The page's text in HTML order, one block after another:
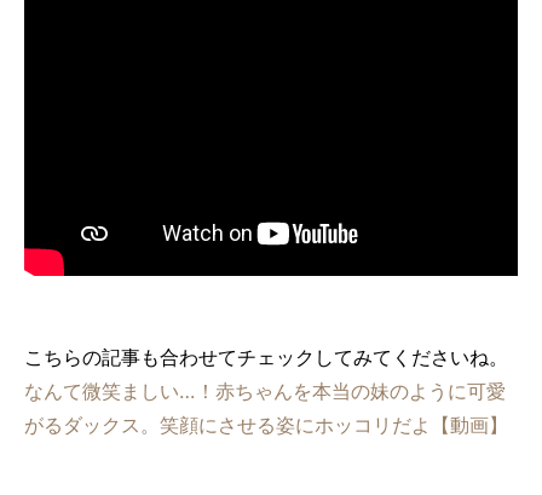
こちらの記事も合わせてチェックしてみてくださいね。
なんて微笑ましい…！赤ちゃんを本当の妹のように可愛
がるダックス。笑顔にさせる姿にホッコリだよ【動画】